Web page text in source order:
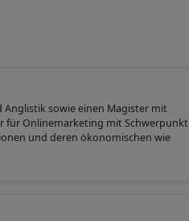
Anglistik sowie einen Magister mit
für Onlinemarketing mit Schwerpunkt
und deren ökonomischen wie